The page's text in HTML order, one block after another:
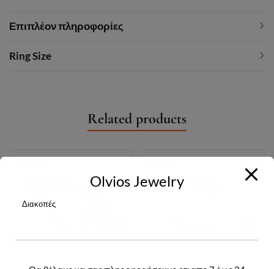
Επιπλέον πληροφορίες
Ring Size
Related products
Olvios Jewelry
Διακοπές